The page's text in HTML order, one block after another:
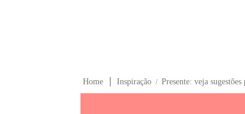
Home Inspiração / Presente: veja